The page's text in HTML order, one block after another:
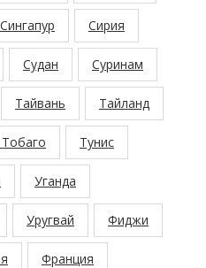
Сингапур Сирия
Судан Суринам
Тайвань Тайланд
Тунис
Уганда
Уругвай Фиджи
Франция